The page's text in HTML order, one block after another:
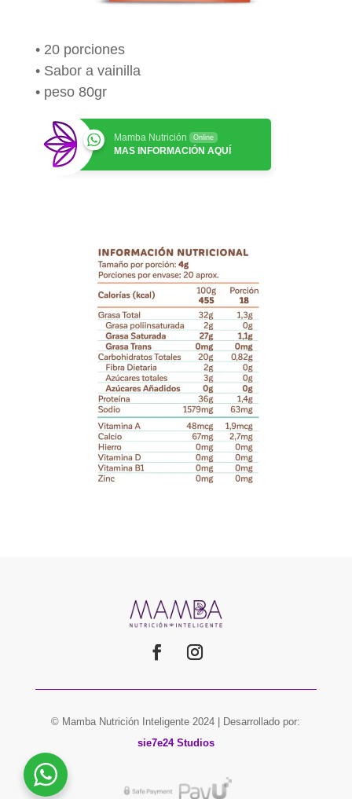
• 20 porciones
• Sabor a vainilla
• peso 80gr
Mamba Nutrición Online
MAS INFORMACIÓN AQUÍ
© Mamba Nutrición Inteligente 2024 | Desarrollado por:
sie7e24 Studios